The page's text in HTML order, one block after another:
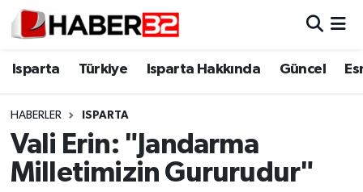
Isparta Türkiye Isparta Hakkında Güncel
HABERLER ISPARTA
Vali Erin: "Jandarma
Milletimizin Gururudur"
Isparta
Esnaf Diyor ki;
ASAYİŞ
Isparta Nöbetçi Eczaneler
Isparta Trafik Yoğunluk Haritası
Süper Lig Puan Durumu ve Fikstür